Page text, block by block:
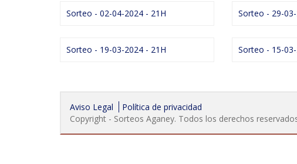
Sorteo - 02-04-2024 - 21H Sorteo - 29-
Sorteo - 19-03-2024 - 21H Sorteo - 15-
Aviso Legal
Política de privacidad
Copyright - Sorteos Aganey. Todos los derechos